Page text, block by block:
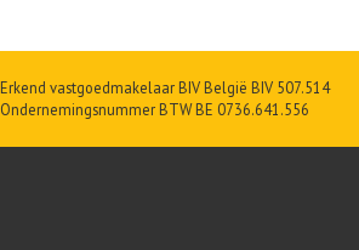
Erkend vastgoedmakelaar BIV België BIV 507.514
Ondernemingsnummer BTW BE 0736.641.556